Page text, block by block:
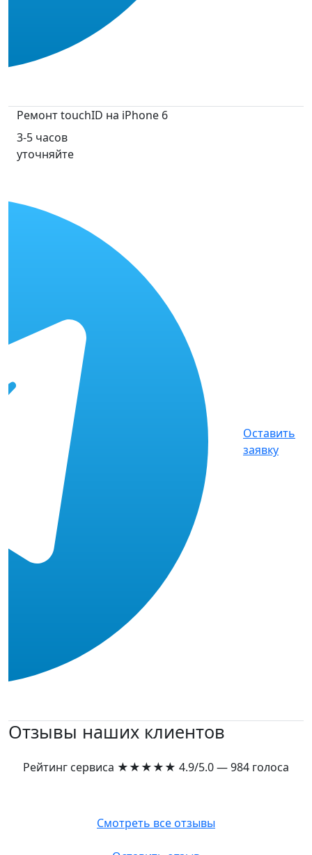
Ремонт touchID на iPhone 6
уточняйте
3-5 часов
Оставить
заявку
Отзывы наших клиентов
Рейтинг сервиса ★★★★★ 4.9/5.0 — 984 голоса
Смотреть все отзывы